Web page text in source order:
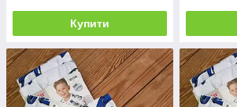
Купити